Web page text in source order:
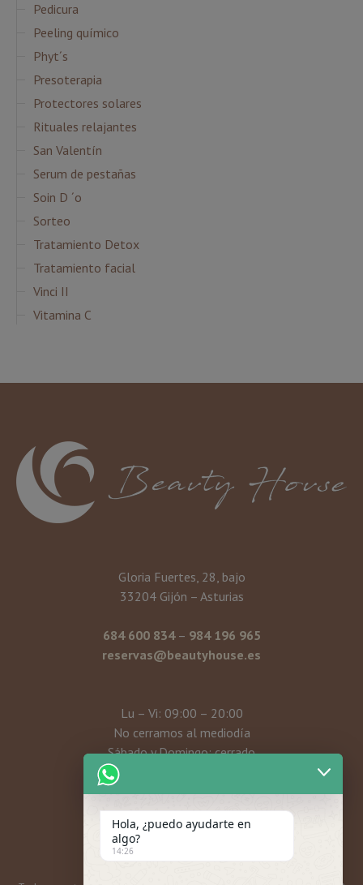
Pedicura
Peeling químico
Phyt´s
Presoterapia
Protectores solares
Rituales relajantes
San Valentín
Serum de pestañas
Soin D ´o
Sorteo
Tratamiento Detox
Tratamiento facial
Vinci II
Vitamina C
Gloria Fuertes, 28, bajo
33204 Gijón – Asturias
684 600 834– 984 196 965
reservas@beautyhouse.es
Lu – Vi: 09:00 – 20:00
No cerramos al mediodía
Sábado y Domingo: cerrado
Mi cuenta
Hola, ¿puedo ayudarte en
algo?
14:26